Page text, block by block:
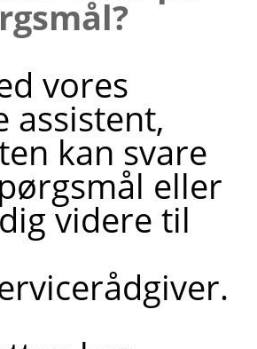
vores
assistent,
kan svare
eller
videre til